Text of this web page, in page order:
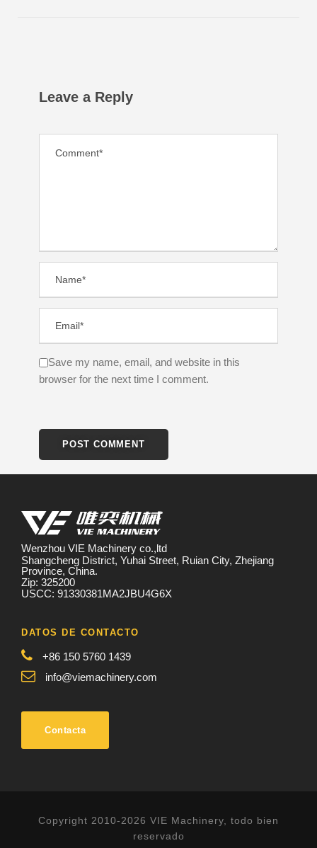
Leave a Reply
Save my name, email, and website in this
browser for the next time I comment.
Wenzhou VIE Machinery co.,ltd
Shangcheng District, Yuhai Street, Ruian City, Zhejiang
Province, China.
Zip: 325200
USCC: 91330381MA2JBU4G6X
DATOS DE CONTACTO
+86 150 5760 1439
info@viemachinery.com
Contacta
Copyright 2010-2026 VIE Machinery, todo bien
reservado